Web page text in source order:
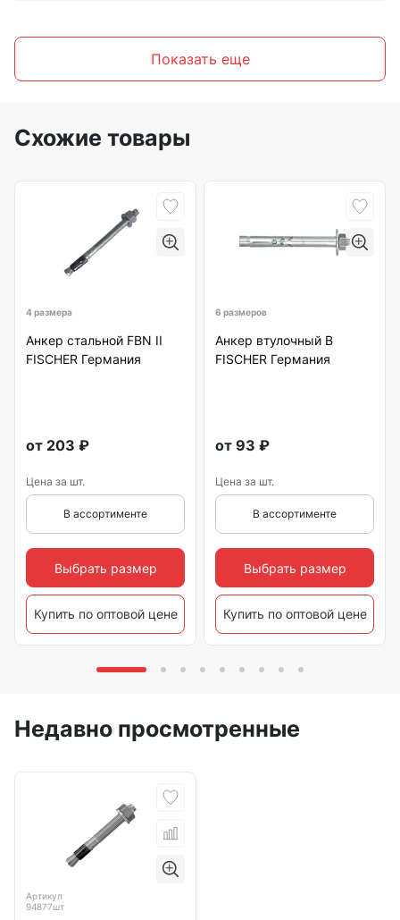
Показать еще
Схожие товары
4 размера
Анкер стальной FBN II
FISCHER Германия
от 203 ₽
Цена за шт.
В ассортименте
Выбрать размер
Купить по оптовой цене
6 размеров
Анкер втулочный B
FISCHER Германия
от 93 ₽
Цена за шт.
В ассортименте
Выбрать размер
Купить по оптовой цене
Недавно просмотренные
Артикул
94877шт